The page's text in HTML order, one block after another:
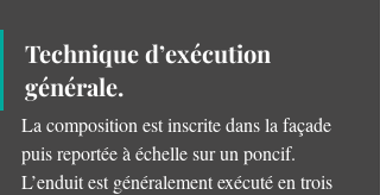
Technique d’exécution
générale.
La composition est inscrite dans la façade
puis reportée à échelle sur un poncif.
L’enduit est généralement exécuté en trois